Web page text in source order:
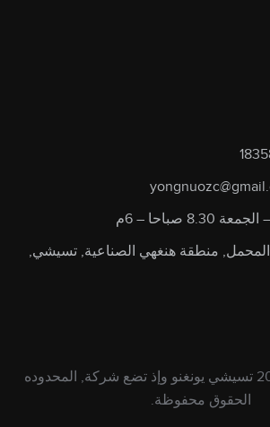
8.30 صباحا – 6م
المحمل, منطقة هنغهي الصناعية, تسيشي,
تسيشي يونغنو وإذ تضع شركة, المحدوده
الحقوق محفوظة.